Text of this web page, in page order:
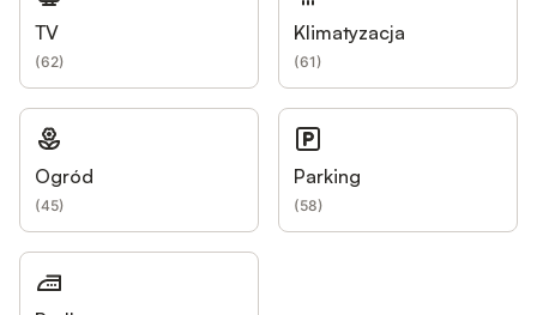
TV
(62)
Klimatyzacja
(61)
Ogród
(45)
Parking
(58)